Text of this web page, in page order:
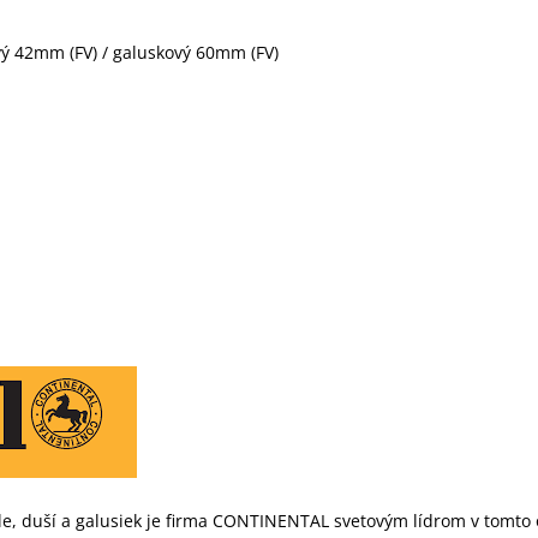
(FV) / galuskový 60mm (FV)
duší a galusiek je firma CONTINENTAL svetovým lídrom v